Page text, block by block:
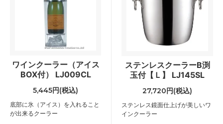
ワインクーラー（アイス
BOX付） LJ009CL
5,445円(税込)
底部に氷（アイス）を入れること
が出来るクーラー
ステンレスクーラーB渕
玉付【Ｌ】 LJ145SL
27,720円(税込)
ステンレス鏡面仕上げが美しいワ
インクーラー